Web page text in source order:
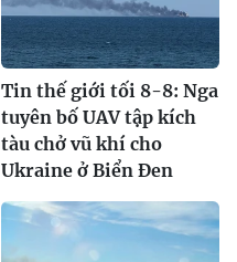
Tin thế giới tối 8-8: Nga
tuyên bố UAV tập kích
tàu chở vũ khí cho
Ukraine ở Biển Đen